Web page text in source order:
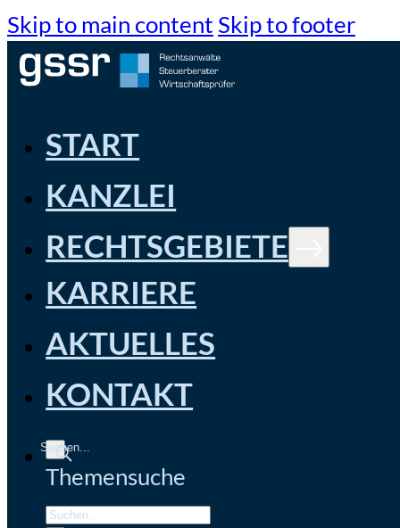
Skip to main content Skip to footer
START
KANZLEI
RECHTSGEBIETE
KARRIERE
AKTUELLES
KONTAKT
Themensuche
Search